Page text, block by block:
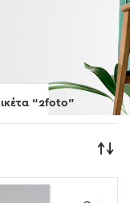
“2foto”